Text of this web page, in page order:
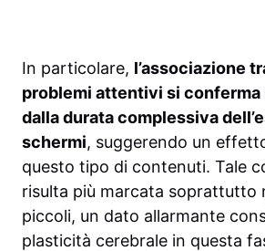
In particolare, l’associazione
problemi attentivi si
dalla durata complessiva
schermi, suggerendo un
questo tipo di contenuti. Tale
risulta più marcata soprattutto
piccoli, un dato allarmante
plasticità cerebrale in questa